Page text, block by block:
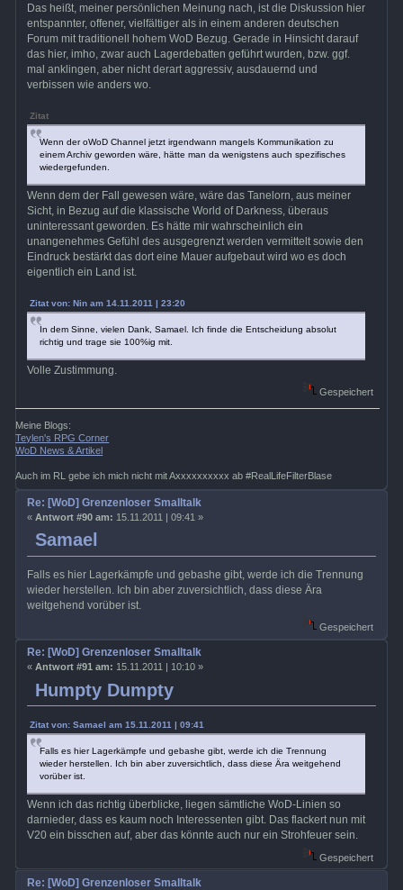
Das heißt, meiner persönlichen Meinung nach, ist die Diskussion hier
entspannter, offener, vielfältiger als in einem anderen deutschen
Forum mit traditionell hohem WoD Bezug. Gerade in Hinsicht darauf
das hier, imho, zwar auch Lagerdebatten geführt wurden, bzw. ggf.
mal anklingen, aber nicht derart aggressiv, ausdauernd und
verbissen wie anders wo.
Zitat
Wenn der oWoD Channel jetzt irgendwann mangels Kommunikation zu
einem Archiv geworden wäre, hätte man da wenigstens auch spezifisches
wiedergefunden.
Wenn dem der Fall gewesen wäre, wäre das Tanelorn, aus meiner
Sicht, in Bezug auf die klassische World of Darkness, überaus
uninteressant geworden. Es hätte mir wahrscheinlich ein
unangenehmes Gefühl des ausgegrenzt werden vermittelt sowie den
Eindruck bestärkt das dort eine Mauer aufgebaut wird wo es doch
eigentlich ein Land ist.
Zitat von: Nin am 14.11.2011 | 23:20
In dem Sinne, vielen Dank, Samael. Ich finde die Entscheidung absolut
richtig und trage sie 100%ig mit.
Volle Zustimmung.
Gespeichert
Meine Blogs:
Teylen's RPG Corner
WoD News & Artikel
Auch im RL gebe ich mich nicht mit Axxxxxxxxxx ab #RealLifeFilterBlase
Samael
Re: [WoD] Grenzenloser Smalltalk
« Antwort #90 am: 15.11.2011 | 09:41 »
Falls es hier Lagerkämpfe und gebashe gibt, werde ich die Trennung
wieder herstellen. Ich bin aber zuversichtlich, dass diese Ära
weitgehend vorüber ist.
Gespeichert
Humpty Dumpty
Re: [WoD] Grenzenloser Smalltalk
« Antwort #91 am: 15.11.2011 | 10:10 »
Zitat von: Samael am 15.11.2011 | 09:41
Falls es hier Lagerkämpfe und gebashe gibt, werde ich die Trennung
wieder herstellen. Ich bin aber zuversichtlich, dass diese Ära weitgehend
vorüber ist.
Wenn ich das richtig überblicke, liegen sämtliche WoD-Linien so
darnieder, dass es kaum noch Interessenten gibt. Das flackert nun mit
V20 ein bisschen auf, aber das könnte auch nur ein Strohfeuer sein.
Gespeichert
Re: [WoD] Grenzenloser Smalltalk